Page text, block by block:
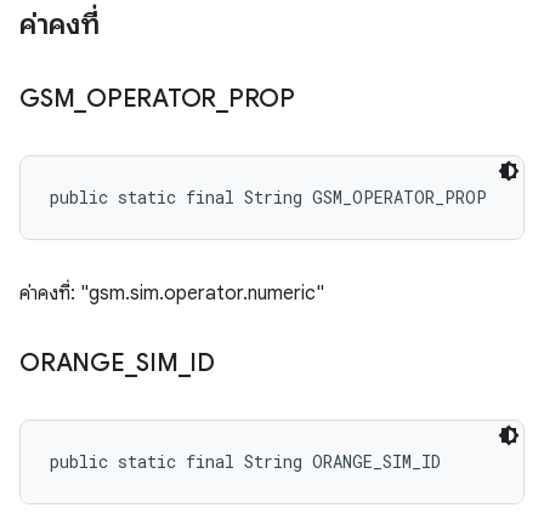
ค่าคงที่
GSM OPERATOR PROP
public static final String GSM_OPERATOR_PROP
ค่าคงที่: "gsm.sim.operator.numeric"
ORANGE _SIM ID
public static final String ORANGE_SIM_ID